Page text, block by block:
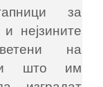
за
нејзините
на
што им